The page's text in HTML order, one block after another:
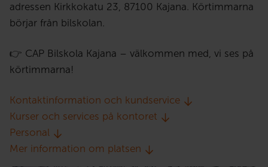
adressen Kirkkokatu 23, 87100 Kajana. Körtimmarna
börjar från bilskolan.
👉 CAP Bilskola Kajana – välkommen med, vi ses på
körtimmarna!
Kontaktinformation och kundservice
Kurser och services på kontoret
Personal
Mer information om platsen